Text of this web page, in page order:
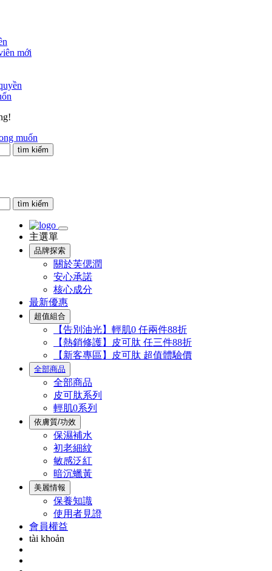
mới
muốn
tìm kiếm
tìm kiếm
主選單
品牌探索
關於芙偲潤
安心承諾
核心成分
最新優惠
超值組合
【告別油光】輕肌0 任兩件88折
【熱銷修護】皮可肽 任三件88折
【新客專區】皮可肽 超值體驗價
全部商品
全部商品
皮可肽系列
輕肌0系列
依膚質/功效
保濕補水
初老細紋
敏感泛紅
暗沉蠟黃
美麗情報
保養知識
使用者見證
會員權益
tài khoản